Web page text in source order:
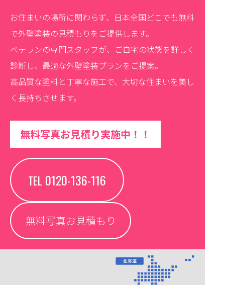
お住まいの場所に関わらず、日本全国どこでも無料
で外壁塗装の見積もりをご提供します。
ベテランの専門スタッフが、ご自宅の状態を詳しく
診断し、最適な外壁塗装プランをご提案。
高品質な塗料と丁寧な施工で、大切な住まいを美し
く長持ちさせます。
無料写真お見積り実施中！！
TEL 0120-136-116
無料写真お見積もり